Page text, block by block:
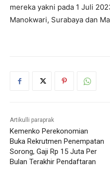
mereka yakni pada 1 Juli
Manokwari, Surabaya dan
Artikulli paraprak
Kemenko Perekonomian
Buka Rekrutmen Penempatan
Sorong, Gaji Rp 15 Juta Per
Bulan Terakhir Pendaftaran